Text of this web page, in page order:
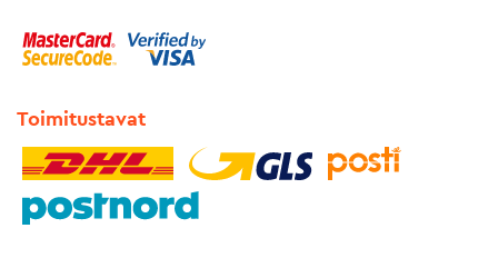
Toimitustavat